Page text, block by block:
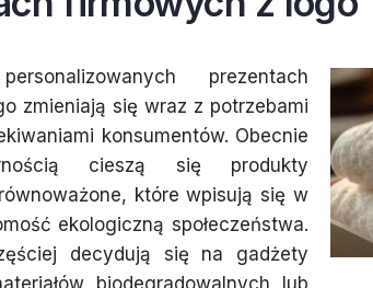
prezentach
zmieniają się wraz z potrzebami
konsumentów. Obecnie
cieszą się produkty
które wpisują się w
ekologiczną społeczeństwa.
decydują się na gadżety
biodegradowalnych lub